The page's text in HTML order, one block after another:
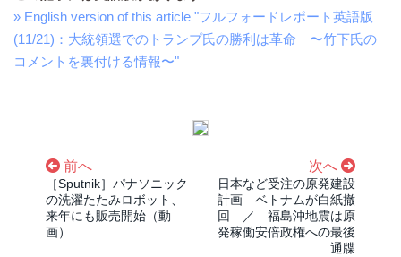
» English version of this article "フルフォードレポート英語版
(11/21)：大統領選でのトランプ氏の勝利は革命 〜竹下氏の
コメントを裏付ける情報〜"
前へ
［Sputnik］パナソニック
の洗濯たたみロボット、
来年にも販売開始（動
画）
次へ
日本など受注の原発建設
計画 ベトナムが白紙撤
回 ／ 福島沖地震は原
発稼働安倍政権への最後
通牒